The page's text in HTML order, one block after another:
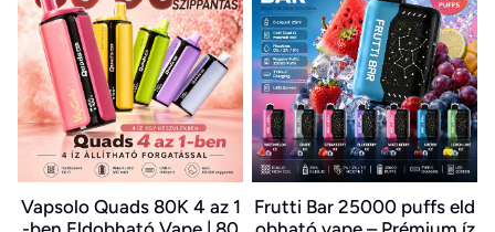
Vapsolo Quads 80K 4 az 1
Frutti Bar 25000 puffs eld